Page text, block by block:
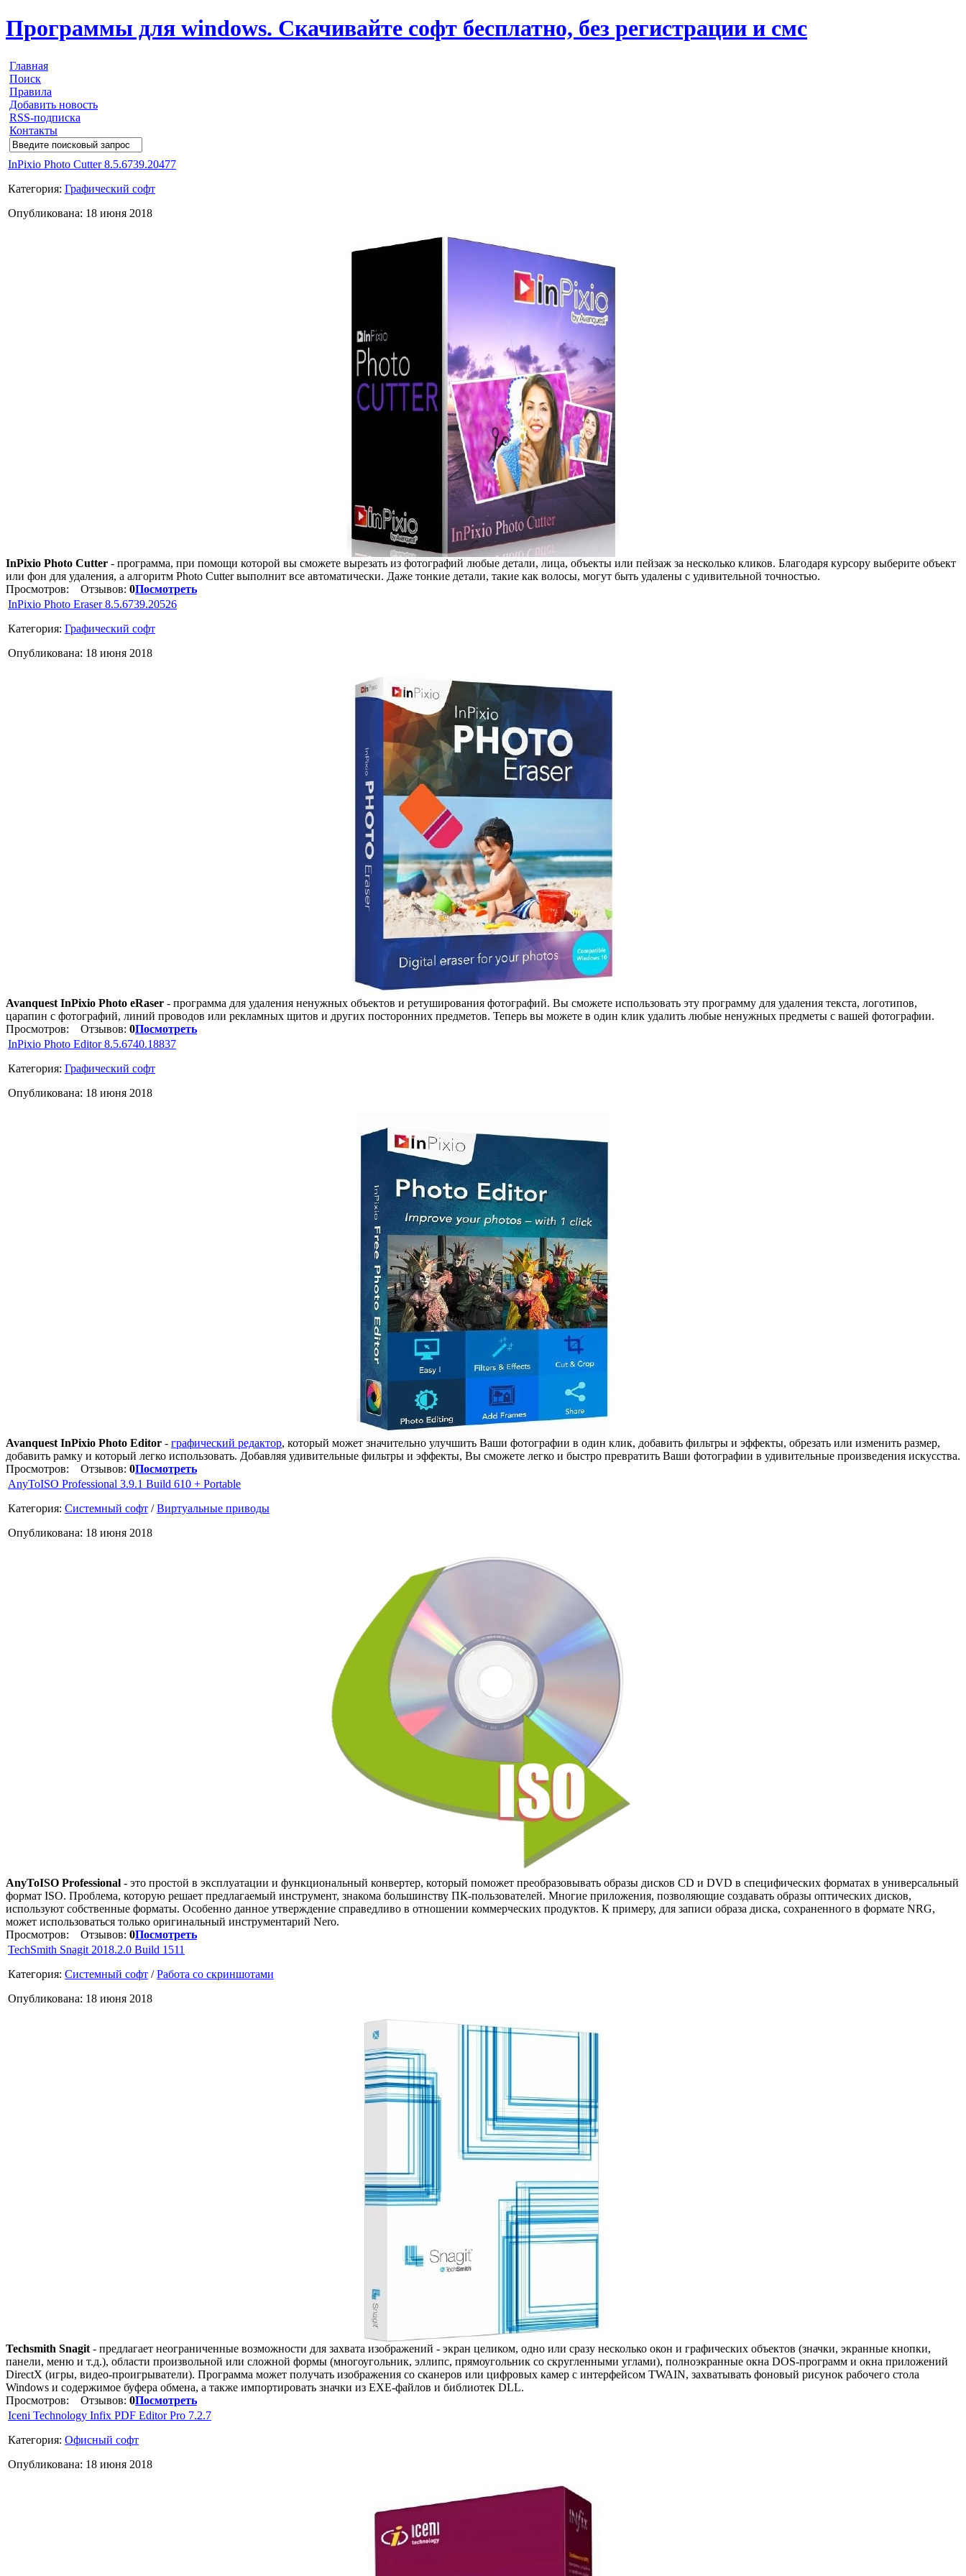
Программы для windows. Скачивайте софт бесплатно, без регистрации и смс
Главная
Поиск
Правила
Добавить новость
RSS-подписка
Контакты
InPixio Photo Cutter 8.5.6739.20477
Категория: Графический софт
Опубликована: 18 июня 2018
InPixio Photo Cutter - программа, при помощи которой вы сможете вырезать из фотографий любые детали, лица, объекты или пейзаж за несколько кликов. Благодаря курсору выберите объект
или фон для удаления, а алгоритм Photo Cutter выполнит все автоматически. Даже тонкие детали, такие как волосы, могут быть удалены с удивительной точностью.
Просмотров:
Отзывов: 0Посмотреть
InPixio Photo Eraser 8.5.6739.20526
Категория: Графический софт
Опубликована: 18 июня 2018
Avanquest InPixio Photo eRaser - программа для удаления ненужных объектов и ретуширования фотографий. Вы сможете использовать эту программу для удаления текста, логотипов,
царапин с фотографий, линий проводов или рекламных щитов и других посторонних предметов. Теперь вы можете в один клик удалить любые ненужных предметы с вашей фотографии.
Просмотров:
Отзывов: 0Посмотреть
InPixio Photo Editor 8.5.6740.18837
Категория: Графический софт
Опубликована: 18 июня 2018
Avanquest InPixio Photo Editor - графический редактор, который может значительно улучшить Ваши фотографии в один клик, добавить фильтры и эффекты, обрезать или изменить размер,
добавить рамку и который легко использовать. Добавляя удивительные фильтры и эффекты, Вы сможете легко и быстро превратить Ваши фотографии в удивительные произведения искусства.
Просмотров:
Отзывов: 0Посмотреть
AnyToISO Professional 3.9.1 Build 610 + Portable
Категория: Системный софт /Виртуальные приводы
Опубликована: 18 июня 2018
AnyToISO Professional - это простой в эксплуатации и функциональный конвертер, который поможет преобразовывать образы дисков CD и DVD в специфических форматах в универсальный
формат ISO. Проблема, которую решает предлагаемый инструмент, знакома большинству ПК-пользователей. Многие приложения, позволяющие создавать образы оптических дисков,
используют собственные форматы. Особенно данное утверждение справедливо в отношении коммерческих продуктов. К примеру, для записи образа диска, сохраненного в формате NRG,
может использоваться только оригинальный инструментарий Nero.
Просмотров:
Отзывов: 0Посмотреть
TechSmith Snagit 2018.2.0 Build 1511
Категория: Системный софт /Работа со скриншотами
Опубликована: 18 июня 2018
Techsmith Snagit - предлагает неограниченные возможности для захвата изображений - экран целиком, одно или сразу несколько окон и графических объектов (значки, экранные кнопки,
панели, меню и т.д.), области произвольной или сложной формы (многоугольник, эллипс, прямоугольник со скругленными углами), полноэкранные окна DOS-программ и окна приложений
DirectX (игры, видео-проигрыватели). Программа может получать изображения со сканеров или цифровых камер с интерфейсом TWAIN, захватывать фоновый рисунок рабочего стола
Windows и содержимое буфера обмена, а также импортировать значки из EXE-файлов и библиотек DLL.
Просмотров:
Отзывов: 0Посмотреть
Iceni Technology Infix PDF Editor Pro 7.2.7
Категория: Офисный софт
Опубликована: 18 июня 2018